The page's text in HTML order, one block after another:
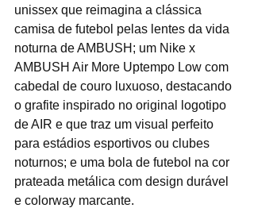
unissex que reimagina a clássica
camisa de futebol pelas lentes da vida
noturna de AMBUSH; um Nike x
AMBUSH Air More Uptempo Low com
cabedal de couro luxuoso, destacando
o grafite inspirado no original logotipo
de AIR e que traz um visual perfeito
para estádios esportivos ou clubes
noturnos; e uma bola de futebol na cor
prateada metálica com design durável
e colorway marcante.